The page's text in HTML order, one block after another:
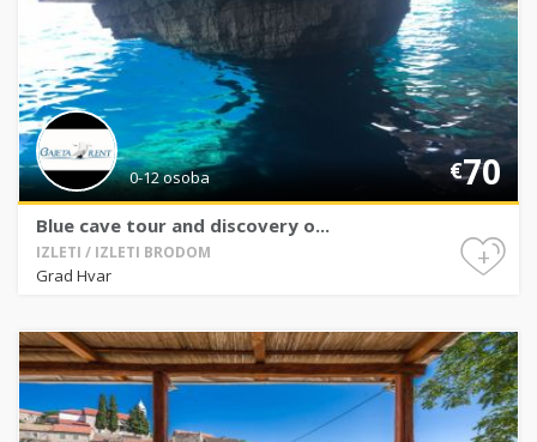
0-12 osoba €70
Blue cave tour and discovery o...
IZLETI / IZLETI BRODOM
Grad Hvar
+